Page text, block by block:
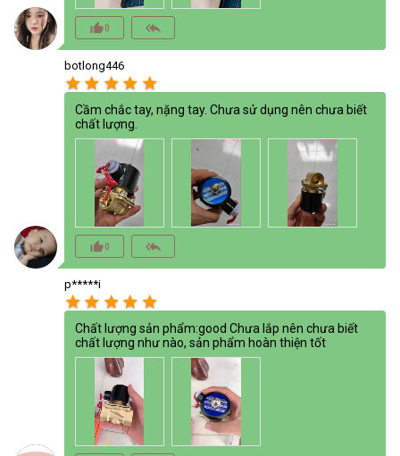
thumb_up_alt0 reply_all
botlong446
star star star star star
Cầm chắc tay, nặng tay. Chưa sử dụng nên chưa biết
chất lượng.
thumb_up_alt0 reply_all
p*****i
star star star star star
Chất lượng sản phẩm:good Chưa lắp nên chưa biết
chất lượng như nào, sản phẩm hoàn thiện tốt